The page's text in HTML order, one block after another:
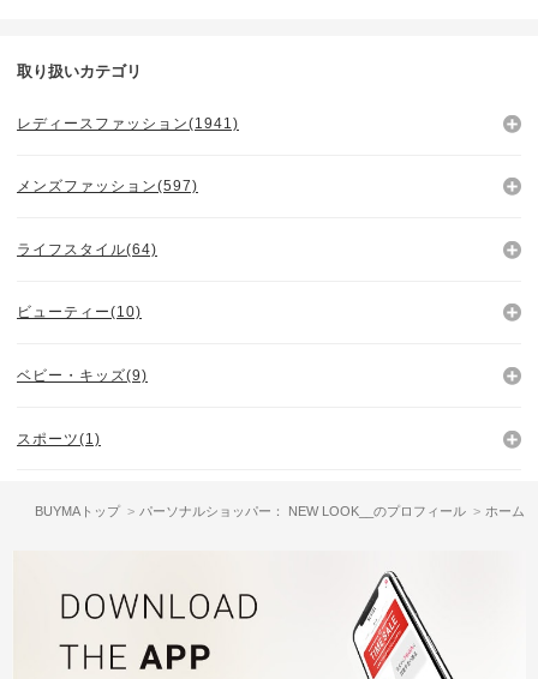
取り扱いカテゴリ
レディースファッション(1941)
メンズファッション(597)
ライフスタイル(64)
ビューティー(10)
ベビー・キッズ(9)
スポーツ(1)
BUYMAトップ パーソナルショッパー： NEW LOOK__のプロフィール ホーム